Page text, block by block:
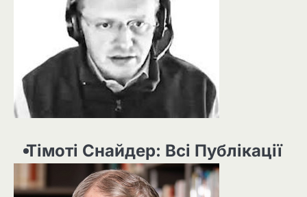
Тімоті Снайдер: Всі Публікації